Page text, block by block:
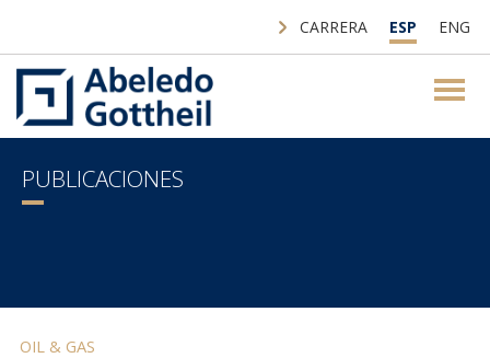
CARRERA ESP ENG
PUBLICACIONES
OIL & GAS